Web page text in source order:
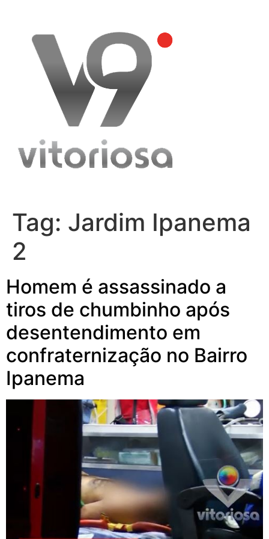
content
Tag: Jardim Ipanema
2
Homem é assassinado a
tiros de chumbinho após
desentendimento em
confraternização no Bairro
Ipanema